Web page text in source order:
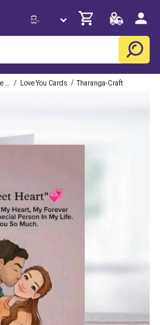
/ Love You Cards / Tharanga-Craft